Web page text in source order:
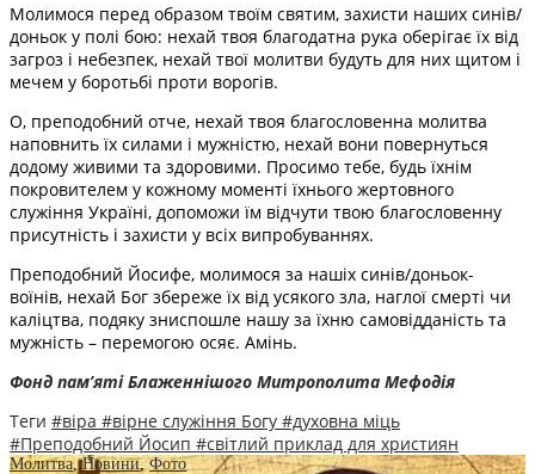
Молимося перед образом твоїм святим, захисти наших синів/
доньок у полі бою: нехай твоя благодатна рука оберігає їх від
загроз і небезпек, нехай твої молитви будуть для них щитом і
мечем у боротьбі проти ворогів.
О, преподобний отче, нехай твоя благословенна молитва
наповнить їх силами і мужністю, нехай вони повернуться
додому живими та здоровими. Просимо тебе, будь їхнім
покровителем у кожному моменті їхнього жертовного
служіння Україні, допоможи їм відчути твою благословенну
присутність і захисти у всіх випробуваннях.
Преподобний Йосифе, молимося за нашіх синів/доньок-
воїнів, нехай Бог збереже їх від усякого зла, наглої смерті чи
каліцтва, подяку зниспошле нашу за їхню самовідданість та
мужність – перемогою осяє. Амінь.
Фонд пам’яті Блаженнішого Митрополита Мефодія
Теги #віра #вірне служіння Богу #духовна міць
#Преподобний Йосип #світлий приклад для християн
Молитва,Новини,Фото